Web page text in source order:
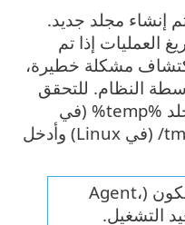
إنشاء مجلد جديد.
العمليات إذا تم
مشكلة خطيرة،
النظام. للتحقق
منه يدوياً، انتقل إلى المجلد %temp% (في
Windows) أو المجلد /tmp/ (في Linux) وأدخل
يجب أن تكون خدمة المكون (‎Agent،